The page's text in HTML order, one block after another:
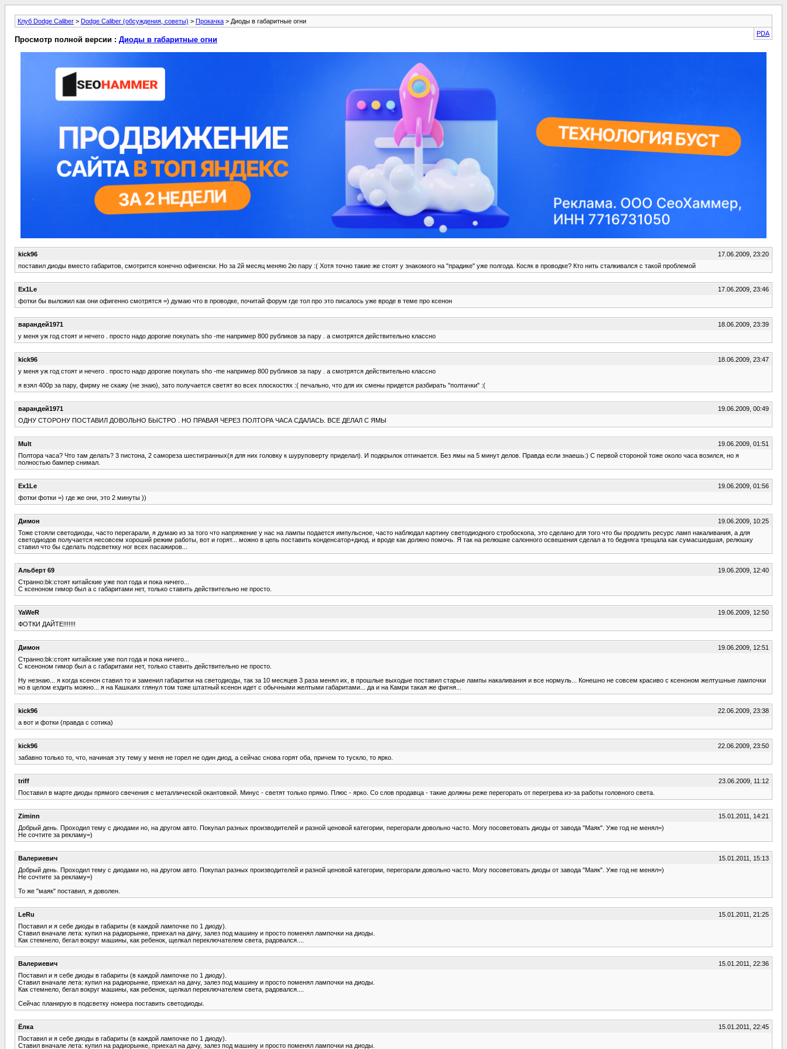
Клуб Dodge Caliber > Dodge Caliber (обсуждения, советы) > Прокачка > Диоды в габаритные огни
PDA
Просмотр полной версии : Диоды в габаритные огни
kick96
17.06.2009, 23:20
поставил диоды вместо габаритов, смотрится конечно офигенски. Но за 2й месяц меняю 2ю пару :( Хотя точно такие же стоят у знакомого на "прадике" уже полгода. Косяк в проводке? Кто нить сталкивался с такой проблемой
Ex1Le
17.06.2009, 23:46
фотки бы выложил как они офигенно смотрятся =) думаю что в проводке, почитай форум где тол про это писалось уже вроде в теме про ксенон
варандей1971
18.06.2009, 23:39
у меня уж год стоят и нечего . просто надо дорогие покупать sho -me например 800 рубликов за пару . а смотрятся действительно классно
kick96
18.06.2009, 23:47
у меня уж год стоят и нечего . просто надо дорогие покупать sho -me например 800 рубликов за пару . а смотрятся действительно классно
я взял 400р за пару, фирму не скажу (не знаю), зато получается светят во всех плоскостях :( печально, что для их смены придется разбирать "полтачки" :(
варандей1971
19.06.2009, 00:49
ОДНУ СТОРОНУ ПОСТАВИЛ ДОВОЛЬНО БЫСТРО . НО ПРАВАЯ ЧЕРЕЗ ПОЛТОРА ЧАСА СДАЛАСЬ. ВСЕ ДЕЛАЛ С ЯМЫ
Mult
19.06.2009, 01:51
Полтора часа? Что там делать? 3 пистона, 2 самореза шестигранных(я для них головку к шуруповерту приделал). И подкрылок отгинается. Без ямы на 5 минут делов. Правда если знаешь:) С первой стороной тоже около часа возился, но я
полностью бампер снимал.
Ex1Le
19.06.2009, 01:56
фотки фотки =) где же они, это 2 минуты ))
Димон
19.06.2009, 10:25
Тоже стояли светодиоды, часто перегарали, я думаю из за того что напряжение у нас на лампы подается импульсное, часто наблюдал картину светодиодного стробоскопа, это сделано для того что бы продлить ресурс ламп накаливания, а для
светодиодов получается несовсем хороший режим работы, вот и горят... можно в цепь поставить конденсатор+диод. и вроде как должно помочь. Я так на релюшке салонного освешения сделал а то бедняга трещала как сумасшедшая, релюшку
ставил что бы сделать подсветкку ног всех пасажиров...
Альберт 69
19.06.2009, 12:40
Странно:bk:стоят китайские уже пол года и пока ничего...
С ксеноном гимор был а с габаритами нет, только ставить действительно не просто.
YaWeR
19.06.2009, 12:50
ФОТКИ ДАЙТЕ!!!!!!!
Димон
19.06.2009, 12:51
Странно:bk:стоят китайские уже пол года и пока ничего...
С ксеноном гимор был а с габаритами нет, только ставить действительно не просто.
Ну незнаю... я когда ксенон ставил то и заменил габаритки на светодиоды, так за 10 месяцев 3 раза менял их, в прошлые выходые поставил старые лампы накаливания и все нормуль... Конешно не совсем красиво с ксеноном желтушные лампочки
но в целом ездить можно... я на Кашкаях глянул том тоже штатный ксенон идет с обычными желтыми габаритами... да и на Камри такая же фигня...
kick96
22.06.2009, 23:38
а вот и фотки (правда с сотика)
kick96
22.06.2009, 23:50
забавно только то, что, начиная эту тему у меня не горел не один диод, а сейчас снова горят оба, причем то тускло, то ярко.
triff
23.06.2009, 11:12
Поставил в марте диоды прямого свечения с металлической окантовкой. Минус - светят только прямо. Плюс - ярко. Со слов продавца - такие должны реже перегорать от перегрева из-за работы головного света.
Ziminn
15.01.2011, 14:21
Добрый день. Проходил тему с диодами но, на другом авто. Покупал разных производителей и разной ценовой категории, перегорали довольно часто. Могу посоветовать диоды от завода "Маяк". Уже год не менял=)
Не сочтите за рекламу=)
Валериевич
15.01.2011, 15:13
Добрый день. Проходил тему с диодами но, на другом авто. Покупал разных производителей и разной ценовой категории, перегорали довольно часто. Могу посоветовать диоды от завода "Маяк". Уже год не менял=)
Не сочтите за рекламу=)
То же "маяк" поставил, я доволен.
LeRu
15.01.2011, 21:25
Поставил и я себе диоды в габариты (в каждой лампочке по 1 диоду).
Ставил вначале лета: купил на радиорынке, приехал на дачу, залез под машину и просто поменял лампочки на диоды.
Как стемнело, бегал вокруг машины, как ребенок, щелкал переключателем света, радовался....
Валериевич
15.01.2011, 22:36
Поставил и я себе диоды в габариты (в каждой лампочке по 1 диоду).
Ставил вначале лета: купил на радиорынке, приехал на дачу, залез под машину и просто поменял лампочки на диоды.
Как стемнело, бегал вокруг машины, как ребенок, щелкал переключателем света, радовался....
Сейчас планирую в подсветку номера поставить светодиоды.
Ёлка
15.01.2011, 22:45
Поставил и я себе диоды в габариты (в каждой лампочке по 1 диоду).
Ставил вначале лета: купил на радиорынке, приехал на дачу, залез под машину и просто поменял лампочки на диоды.